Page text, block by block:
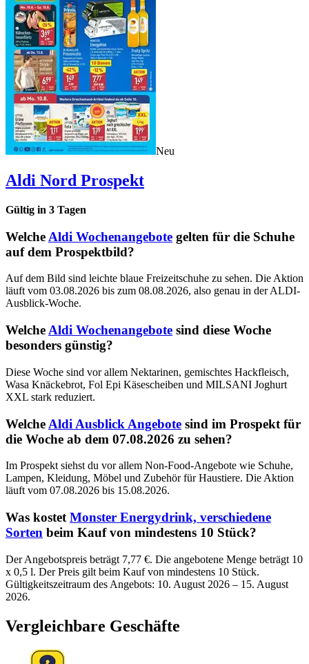
Neu
Aldi Nord Prospekt
Gültig in 3 Tagen
Welche Aldi Wochenangebote gelten für die Schuhe
auf dem Prospektbild?
Auf dem Bild sind leichte blaue Freizeitschuhe zu sehen. Die Aktion
läuft vom 03.08.2026 bis zum 08.08.2026, also genau in der ALDI-
Ausblick-Woche.
Welche Aldi Wochenangebote sind diese Woche
besonders günstig?
Diese Woche sind vor allem Nektarinen, gemischtes Hackfleisch,
Wasa Knäckebrot, Fol Epi Käsescheiben und MILSANI Joghurt
XXL stark reduziert.
Welche Aldi Ausblick Angebote sind im Prospekt für
die Woche ab dem 07.08.2026 zu sehen?
Im Prospekt siehst du vor allem Non-Food-Angebote wie Schuhe,
Lampen, Kleidung, Möbel und Zubehör für Haustiere. Die Aktion
läuft vom 07.08.2026 bis 15.08.2026.
Was kostet Monster Energydrink, verschiedene
Sorten beim Kauf von mindestens 10 Stück?
Der Angebotspreis beträgt 7,77 €. Die angebotene Menge beträgt 10
x 0,5 l. Der Preis gilt beim Kauf von mindestens 10 Stück.
Gültigkeitszeitraum des Angebots: 10. August 2026 – 15. August
2026.
Vergleichbare Geschäfte